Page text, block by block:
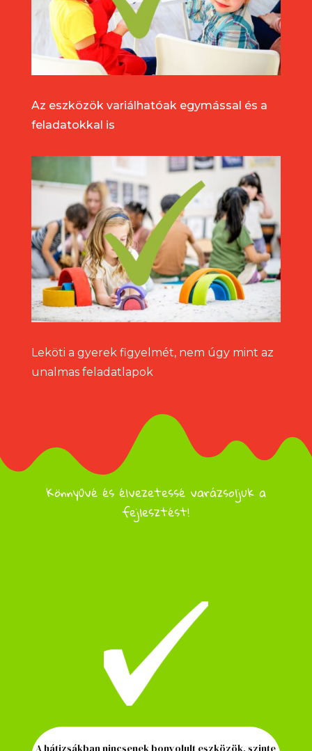
Az eszközök variálhatóak egymással és a
feladatokkal is
Leköti a gyerek figyelmét, nem úgy mint az
unalmas feladatlapok
Könnyűvé és élvezetessé varázsoljuk a
fejlesztést!